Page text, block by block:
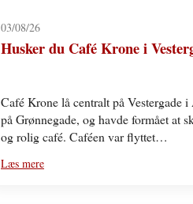
03/08/26
Husker du Café Krone i
Café Krone lå centralt på Vestergade
på Grønnegade, og havde formået at
og rolig café. Caféen var flyttet…
Læs mere